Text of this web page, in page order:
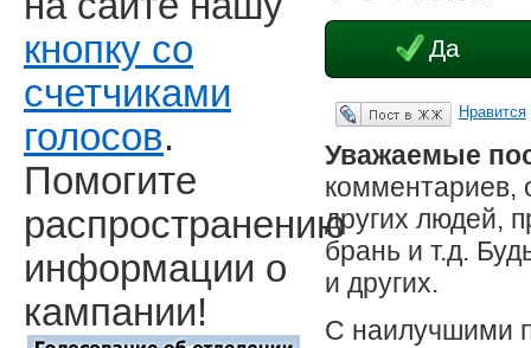
Да
Опубликовать в ЖЖ Нравится
Уважаемые
комментариев,
других людей,
брань и т.д.
и других.
С наилучшими
кнопку со
счетчиками
голосов.
Помогите
распространению
информации о
кампании!